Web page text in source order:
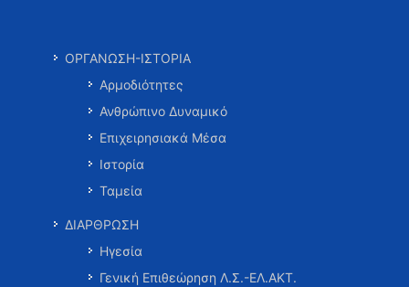
ΟΡΓΑΝΩΣΗ-ΙΣΤΟΡΙΑ
Αρμοδιότητες
Ανθρώπινο Δυναμικό
Επιχειρησιακά Μέσα
Ιστορία
Ταμεία
ΔΙΑΡΘΡΩΣΗ
Ηγεσία
Γενική Επιθεώρηση Λ.Σ.-ΕΛ.ΑΚΤ.